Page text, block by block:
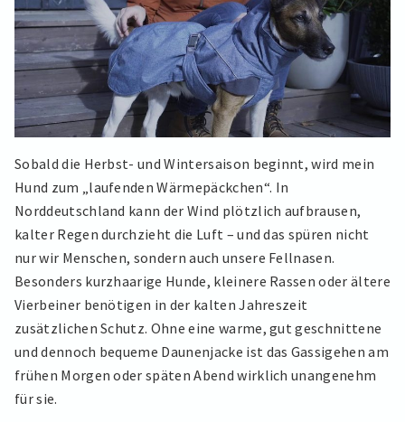
Sobald die Herbst- und Wintersaison beginnt, wird mein
Hund zum „laufenden Wärmepäckchen“. In
Norddeutschland kann der Wind plötzlich aufbrausen,
kalter Regen durchzieht die Luft – und das spüren nicht
nur wir Menschen, sondern auch unsere Fellnasen.
Besonders kurzhaarige Hunde, kleinere Rassen oder ältere
Vierbeiner benötigen in der kalten Jahreszeit
zusätzlichen Schutz. Ohne eine warme, gut geschnittene
und dennoch bequeme Daunenjacke ist das Gassigehen am
frühen Morgen oder späten Abend wirklich unangenehm
für sie.